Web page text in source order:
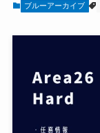
ブルーアーカイブ